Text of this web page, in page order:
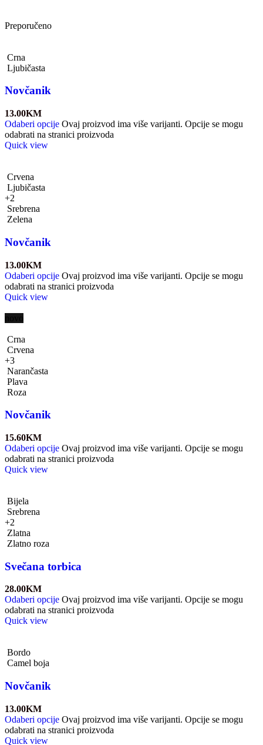
Preporučeno
Crna
Ljubičasta
Novčanik
13.00KM
Odaberi opcije Ovaj proizvod ima više varijanti. Opcije se mogu
odabrati na stranici proizvoda
Quick view
Crvena
Ljubičasta
+2
Srebrena
Zelena
Novčanik
13.00KM
Odaberi opcije Ovaj proizvod ima više varijanti. Opcije se mogu
odabrati na stranici proizvoda
Quick view
Crna
Crvena
+3
Narančasta
Plava
Roza
Novčanik
15.60KM
Odaberi opcije Ovaj proizvod ima više varijanti. Opcije se mogu
odabrati na stranici proizvoda
Quick view
Bijela
Srebrena
+2
Zlatna
Zlatno roza
Svečana torbica
28.00KM
Odaberi opcije Ovaj proizvod ima više varijanti. Opcije se mogu
odabrati na stranici proizvoda
Quick view
Bordo
Camel boja
Novčanik
13.00KM
Odaberi opcije Ovaj proizvod ima više varijanti. Opcije se mogu
odabrati na stranici proizvoda
Quick view